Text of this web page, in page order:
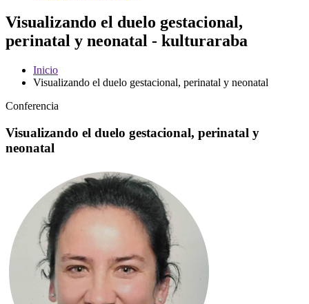
Visualizando el duelo gestacional,
perinatal y neonatal - kulturaraba
Inicio
Visualizando el duelo gestacional, perinatal y neonatal
Conferencia
Visualizando el duelo gestacional, perinatal y
neonatal